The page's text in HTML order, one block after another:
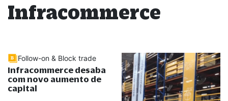
Infracommerce
Follow-on & Block trade
Infracommerce desaba
com novo aumento de
capital